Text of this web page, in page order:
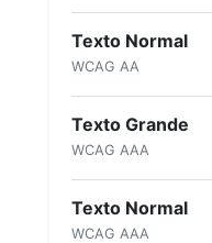
Texto Normal
WCAG AA
Texto Grande
WCAG AAA
Texto Normal
WCAG AAA